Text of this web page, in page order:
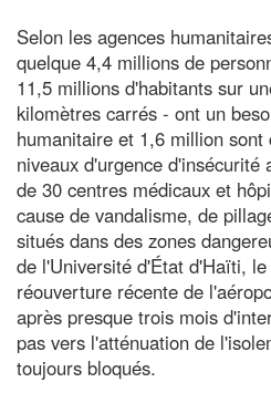
Selon les agences
quelque 4,4 millions de
11,5 millions d'habitants sur
kilomètres carrés - ont un
humanitaire et 1,6 million sont
niveaux d'urgence
de 30 centres médicaux et
cause de vandalisme, de
situés dans des zones
de l'Université d'État d'Haïti,
réouverture récente de
après presque trois mois
pas vers l'atténuation de
toujours bloqués.